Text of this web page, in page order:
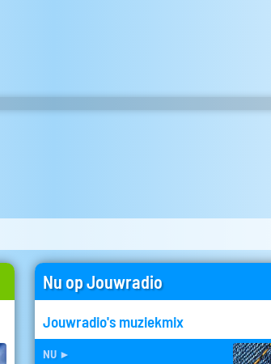
Nu op Jouwradio
Jouwradio's muziekmix
nu ►